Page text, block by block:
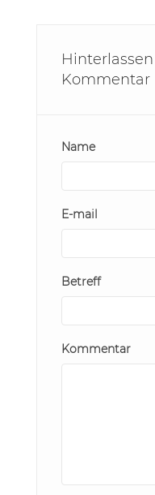
Kommentar
Name
E-mail
Betreff
Kommentar